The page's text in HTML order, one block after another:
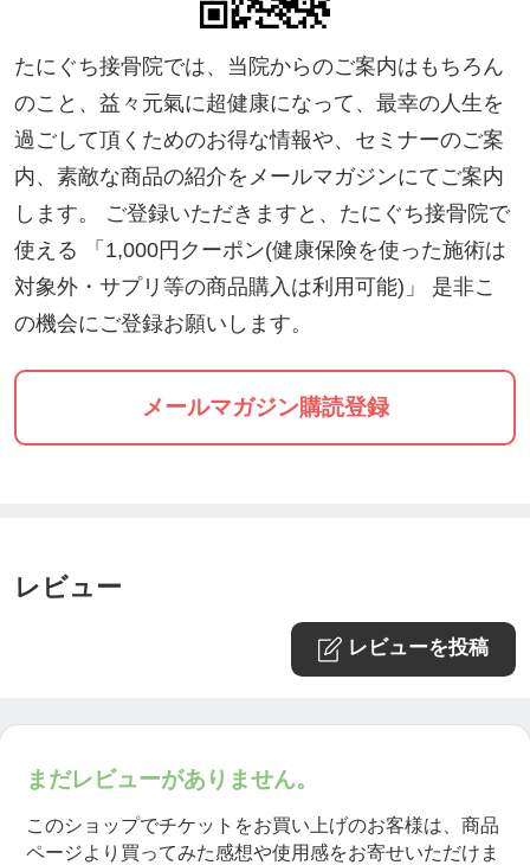
たにぐち接骨院では、当院からのご案内はもちろん
のこと、益々元氣に超健康になって、最幸の人生を
過ごして頂くためのお得な情報や、セミナーのご案
内、素敵な商品の紹介をメールマガジンにてご案内
します。 ご登録いただきますと、たにぐち接骨院で
使える 「1,000円クーポン(健康保険を使った施術は
対象外・サプリ等の商品購入は利用可能)」 是非こ
の機会にご登録お願いします。
メールマガジン購読登録
レビュー
レビューを投稿
まだレビューがありません。
このショップでチケットをお買い上げのお客様は、商品
ページより買ってみた感想や使用感をお寄せいただけま